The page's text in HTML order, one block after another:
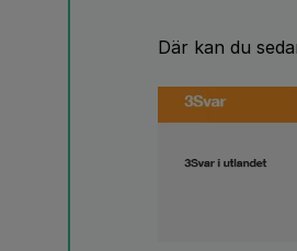
Där kan du